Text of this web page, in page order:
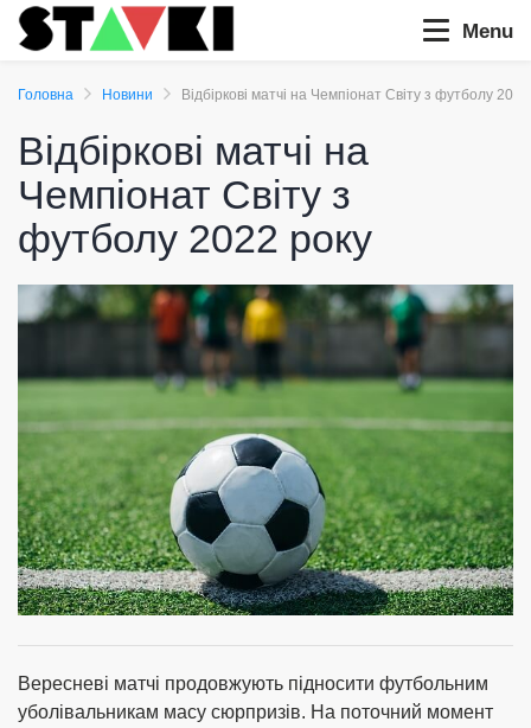
Menu
Головна Новини Відбіркові матчі на Чемпіонат Світу з футболу
Відбіркові матчі на
Чемпіонат Світу з
футболу 2022 року
Вересневі матчі продовжують підносити футбольним
уболівальникам масу сюрпризів. На поточний момент